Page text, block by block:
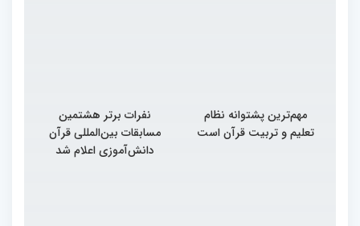
مهم‌ترین پشتوانه نظام
تعلیم و تربیت قرآن است
نفرات برتر هشتمین
مسابقات بین‌المللی قرآن
دانش‌آموزی اعلام شد